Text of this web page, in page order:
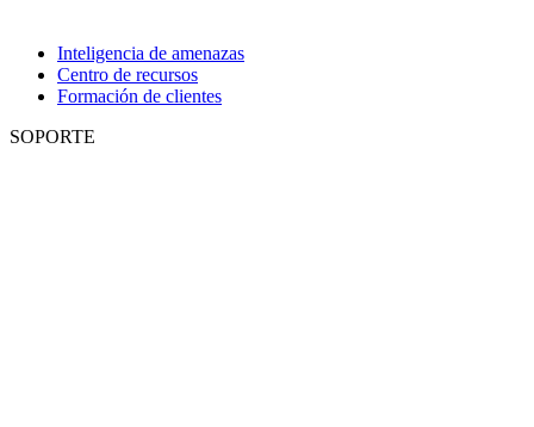
Inteligencia de amenazas
Centro de recursos
Formación de clientes
SOPORTE